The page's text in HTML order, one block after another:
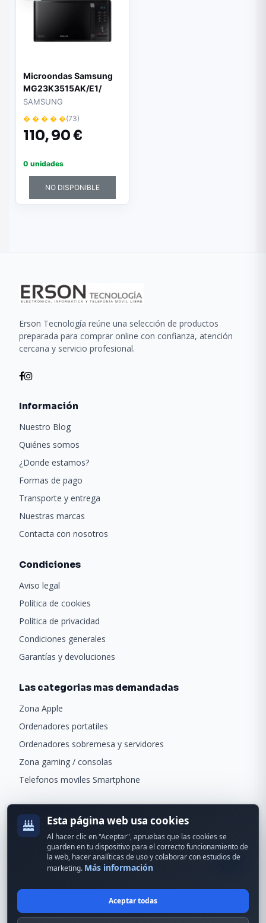
Microondas Samsung
MG23K3515AK/E1/
1250W/ Capacidad 23L/
Función Grill/ Negro
SAMSUNG
� � � � �(73)
110,90 €
0 unidades
NO DISPONIBLE
Erson Tecnología reúne una selección de productos
preparada para comprar online con confianza, atención
cercana y servicio profesional.
Información
Nuestro Blog
Quiénes somos
¿Donde estamos?
Formas de pago
Transporte y entrega
Nuestras marcas
Contacta con nosotros
Condiciones
Aviso legal
Política de cookies
Política de privacidad
Condiciones generales
Garantías y devoluciones
Las categorias mas demandadas
Zona Apple
Ordenadores portatiles
Ordenadores sobremesa y servidores
Zona gaming / consolas
Telefonos moviles Smartphone
Recibe ofertas exclusivas y novedades.
© 2024 Erson Tecnología. Todos los derechos reservados.
Esta página web usa cookies
Al hacer clic en "Aceptar", apruebas que las cookies se
guarden en tu dispositivo para el correcto funcionamiento de
la web, hacer analíticas de uso y colaborar con estudios de
marketing. Más información
Aceptar todas